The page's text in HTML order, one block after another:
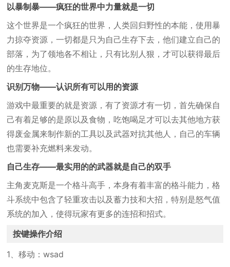
以暴制暴——疯狂的世界中力量就是一切
这个世界是一个疯狂的世界，人类回归野性的本能，使用暴
力掠夺资源，一切都是只为自己生存下去，他们建立自己的
部落，为了领地各不相让，只有比别人狠，才可以获得最后
的生存地位。
识别万物——认识所有可以用的资源
游戏中最重要的就是资源，有了资源才有一切，首先确保自
己有着足够的是原以及食物，吃饱喝足才可以去其他地方获
得废金属来制作新的工具以及武器对抗其他人，自己的车辆
也需要补充燃料来发动。
自己生存——最实用的的武器就是自己的双手
主角麦克斯是一个格斗高手，本身有着丰富的格斗能力，格
斗系统中包含了轻重攻击以及蓄力技和大招，特别是怒气值
系统的加入，使得玩家有更多的连招和招式。
按键操作介绍
1、移动：wsad